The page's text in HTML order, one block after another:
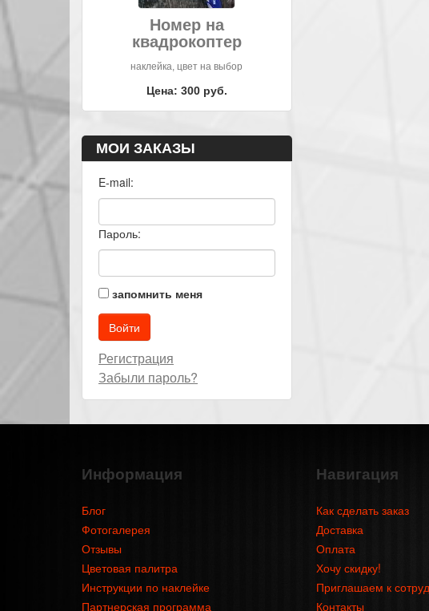
Номер на
квадрокоптер
наклейка, цвет на выбор
Цена: 300 руб.
МОИ ЗАКАЗЫ
E-mail:
Пароль:
запомнить меня
Регистрация
Забыли пароль?
Информация
Блог
Фотогалерея
Отзывы
Цветовая палитра
Инструкции по наклейке
Партнерская программа
Навигация
Как сделать заказ
Доставка
Оплата
Хочу скидку!
Приглашаем к
Контакты